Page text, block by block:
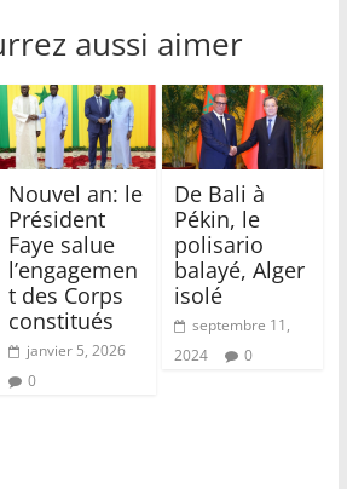
aussi aimer
Nouvel an: le
Président
Faye salue
l’engagemen
t des Corps
constitués
janvier 5, 2026
0
De Bali à
Pékin, le
polisario
balayé, Alger
isolé
septembre 11,
2024
0